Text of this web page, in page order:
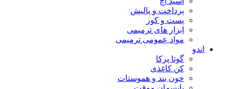
پرداخت و پالیش
پست و کور
ابزار های ترمیمی
مواد عمومی ترمیمی
اندو
گوتا پرکا
کن کاغذی
خون بند و هموستات